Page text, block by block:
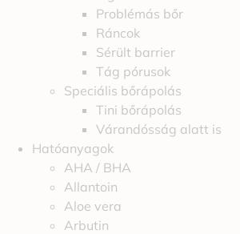
Problémás bőr
Ráncok
Sérült barrier
Tág pórusok
Speciális bőrápolás
Tini bőrápolás
Várandósság alatt is
Hatóanyagok
AHA / BHA
Allantoin
Aloe vera
Arbutin